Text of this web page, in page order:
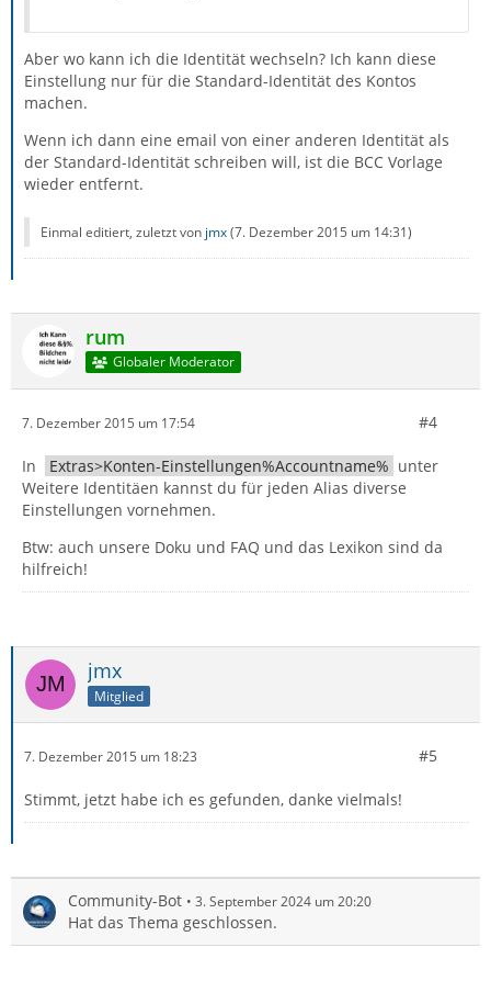
Aber wo kann ich die Identität wechseln? Ich kann diese
Einstellung nur für die Standard-Identität des Kontos
machen.
Wenn ich dann eine email von einer anderen Identität als
der Standard-Identität schreiben will, ist die BCC Vorlage
wieder entfernt.
Einmal editiert, zuletzt von jmx(7. Dezember 2015 um 14:31)
rum
Globaler Moderator
7. Dezember 2015 um 17:54 #4
In Extras>Konten-Einstellungen%Accountname% unter
Weitere Identitäen kannst du für jeden Alias diverse
Einstellungen vornehmen.
Btw: auch unsere Doku und FAQ und das Lexikon sind da
hilfreich!
jmx
Mitglied
7. Dezember 2015 um 18:23 #5
Stimmt, jetzt habe ich es gefunden, danke vielmals!
Community-Bot 3. September 2024 um 20:20
Hat das Thema geschlossen.